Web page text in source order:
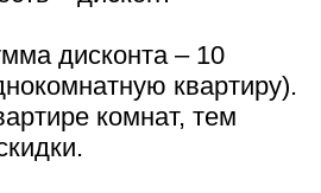
дисконта – 10
квартиру).
комнат, тем